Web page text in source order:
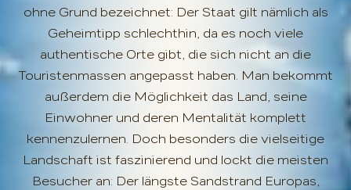
ohne Grund bezeichnet: Der Staat gilt nämlich als
Geheimtipp schlechthin, da es noch viele
authentische Orte gibt, die sich nicht an die
Touristenmassen angepasst haben. Man bekommt
außerdem die Möglichkeit das Land, seine
Einwohner und deren Mentalität komplett
kennenzulernen. Doch besonders die vielseitige
Landschaft ist faszinierend und lockt die meisten
Besucher an: Der längste Sandstrand Europas,